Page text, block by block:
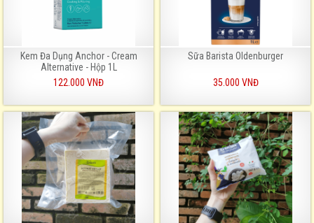
Kem Đa Dụng Anchor - Cream
Alternative - Hộp 1L
122.000 VNĐ
Sữa Barista Oldenburger
35.000 VNĐ